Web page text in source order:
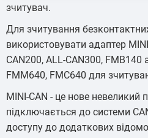
зчитувач.
Для зчитування
використовувати адаптер
CAN200, ALL-CAN300, FMB140
FMM640, FMC640 для
MINI-CAN - це нове невеликий
підключається до системи
доступу до додаткових